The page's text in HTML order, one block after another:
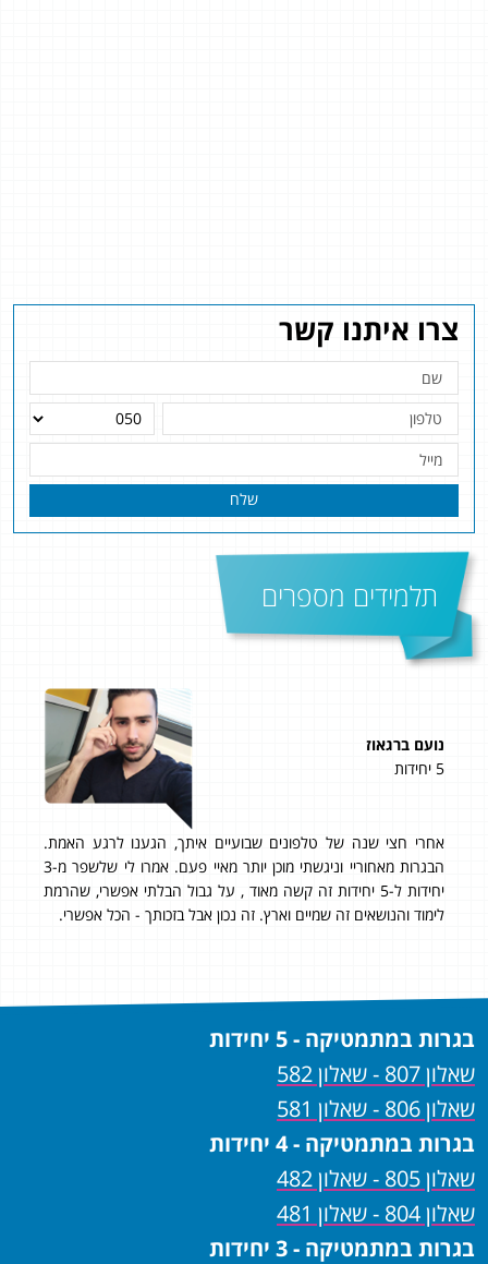
צרו איתנו קשר
שלח
תלמידים מספרים
נועם ברגאוז
5 יחידות
אחרי חצי שנה של טלפונים שבועיים איתך, הגענו לרגע האמת.
הבגרות מאחוריי וניגשתי מוכן יותר מאיי פעם. אמרו לי שלשפר מ-3
יחידות ל-5 יחידות זה קשה מאוד , על גבול הבלתי אפשרי, שהרמת
לימוד והנושאים זה שמיים וארץ. זה נכון אבל בזכותך - הכל אפשרי.
בגרות במתמטיקה - 5 יחידות
שאלון 807 - שאלון 582
שאלון 806 - שאלון 581
בגרות במתמטיקה - 4 יחידות
שאלון 805 - שאלון 482
שאלון 804 - שאלון 481
בגרות במתמטיקה - 3 יחידות